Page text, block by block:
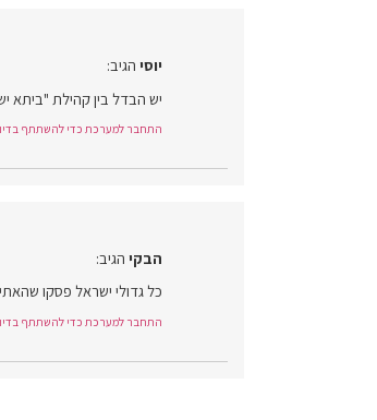
יוסי הגיב:
יש הבדל בין קהילת
התחבר למערכת כדי להשתתף
הבקי הגיב:
כל גדולי ישראל פסקו
התחבר למערכת כדי להשתתף